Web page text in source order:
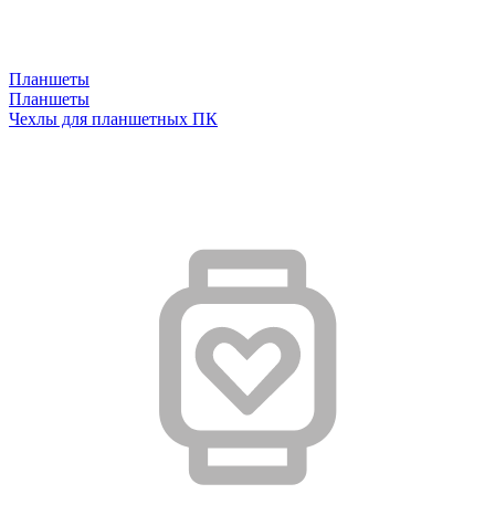
Планшеты
Планшеты
Чехлы для планшетных ПК